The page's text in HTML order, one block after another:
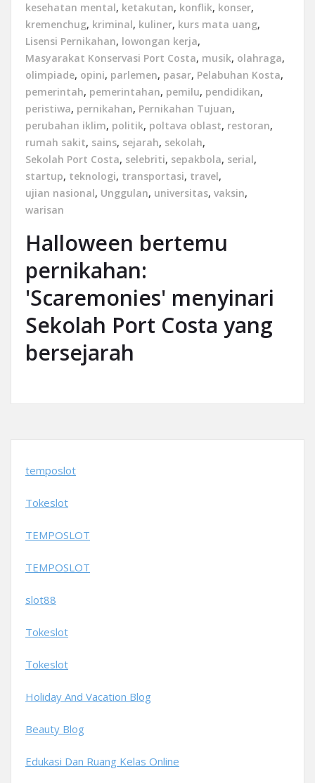
kesehatan mental, ketakutan, konflik, konser,
kremenchug, kriminal, kuliner, kurs mata uang,
Lisensi Pernikahan, lowongan kerja,
Masyarakat Konservasi Port Costa, musik, olahraga,
olimpiade, opini, parlemen, pasar, Pelabuhan Kosta,
pemerintah, pemerintahan, pemilu, pendidikan,
peristiwa, pernikahan, Pernikahan Tujuan,
perubahan iklim, politik, poltava oblast, restoran,
rumah sakit, sains, sejarah, sekolah,
Sekolah Port Costa, selebriti, sepakbola, serial,
startup, teknologi, transportasi, travel,
ujian nasional, Unggulan, universitas, vaksin,
warisan
Halloween bertemu
pernikahan:
'Scaremonies' menyinari
Sekolah Port Costa yang
bersejarah
temposlot
Tokeslot
TEMPOSLOT
TEMPOSLOT
slot88
Tokeslot
Tokeslot
Holiday And Vacation Blog
Beauty Blog
Edukasi Dan Ruang Kelas Online